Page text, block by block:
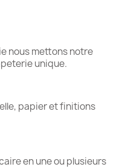
nous mettons notre
unique.
papier et finitions
en une ou plusieurs